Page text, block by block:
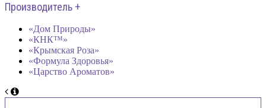
Производитель +
«Дом Природы»
«КНК™»
«Крымская Роза»
«Формула Здоровья»
«Царство Ароматов»